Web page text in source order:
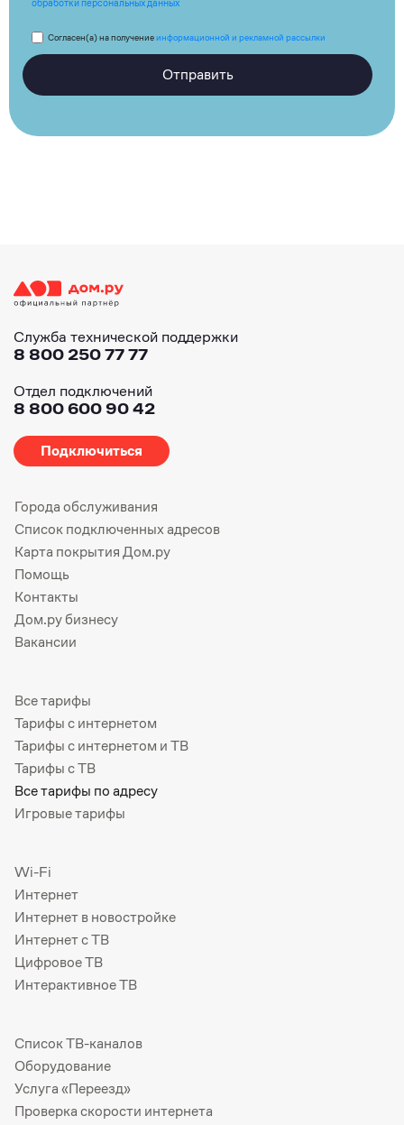
обработки персональных данных
Согласен(а) на получениеинформационной и рекламной рассылки
Отправить
Служба технической поддержки
8 800 250 77 77
Отдел подключений
8 800 600 90 42
Подключиться
Города обслуживания
Список подключенных адресов
Карта покрытия Дом.ру
Помощь
Контакты
Дом.ру бизнесу
Вакансии
Все тарифы
Тарифы с интернетом
Тарифы с интернетом и ТВ
Тарифы с ТВ
Все тарифы по адресу
Игровые тарифы
Wi-Fi
Интернет
Интернет в новостройке
Интернет с ТВ
Цифровое ТВ
Интерактивное ТВ
Список ТВ-каналов
Оборудование
Услуга «Переезд»
Проверка скорости интернета